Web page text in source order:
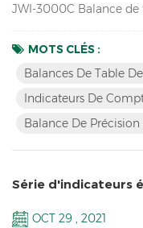
JWI-3000C Balance
précision de comptage
comptage LCD à une
Accumulation jusqu'à
et fonctions ...
MOTS CLÉS :
Balances De Table
Indicateurs De
Balance De
Série d'indicateurs
OCT 29 , 2021